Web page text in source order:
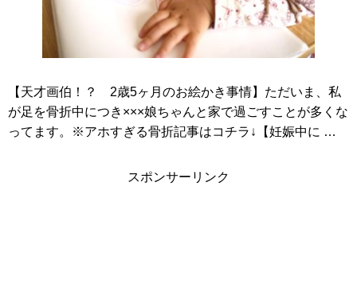
【天才画伯！？ 2歳5ヶ月のお絵かき事情】ただいま、私
が足を骨折中につき×××娘ちゃんと家で過ごすことが多くな
ってます。※アホすぎる骨折記事はコチラ↓【妊娠中に …
スポンサーリンク